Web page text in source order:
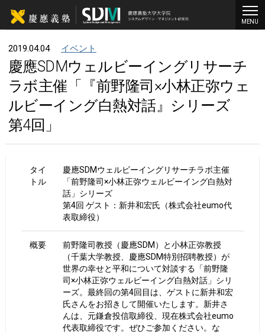
2019.04.04 イベント
慶應SDMウェルビーイングリサーチ
ラボ主催「『前野隆司×小林正弥ウェ
ルビーイング白熱対話』シリーズ
第4回」
タイ
トル
慶應SDMウェルビーイングリサーチラボ主催
「前野隆司×小林正弥ウェルビーイング白熱対
話」シリーズ
第4回 ゲスト：新井和宏氏（株式会社eumo代
表取締役）
概要
前野隆司教授（慶應SDM）と小林正弥教授
（千葉大学教授、慶應SDM特別招聘教授）が
世界の幸せと平和について対談する「前野隆
司×小林正弥ウェルビーイング白熱対話」シリ
ーズ。最終回の第4回目は、ゲストに新井和宏
氏さんをお招きして開催いたします。新井さ
んは、元鎌倉投信取締役、現在株式会社eumo
代表取締役です。ぜひご参加ください。な
MENU